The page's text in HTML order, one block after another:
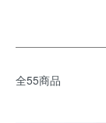
全55商品